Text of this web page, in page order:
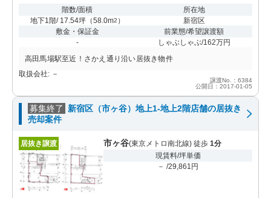
階数/面積
地下1階/ 17.54坪（58.0m2 ）
所在地
新宿区
敷金・保証金
-
前業態/希望譲渡額
しゃぶしゃぶ/162万円
高田馬場駅至近！さかえ通り沿い居抜き物件
取扱会社: －
譲渡No.：6384
公開日：2017-01-05
募集終了
新宿区（市ヶ谷）地上1-地上2階店舗の居抜き
売却案件
居抜き譲渡 市ヶ谷(東京メトロ南北線) 徒歩 1分
現賃料/坪単価
－ /29,861円